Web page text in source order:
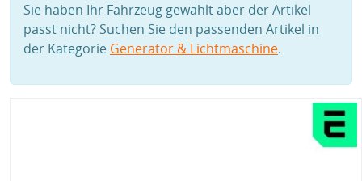
Sie haben Ihr Fahrzeug gewählt aber der Artikel
passt nicht? Suchen Sie den passenden Artikel in
der Kategorie Generator & Lichtmaschine.